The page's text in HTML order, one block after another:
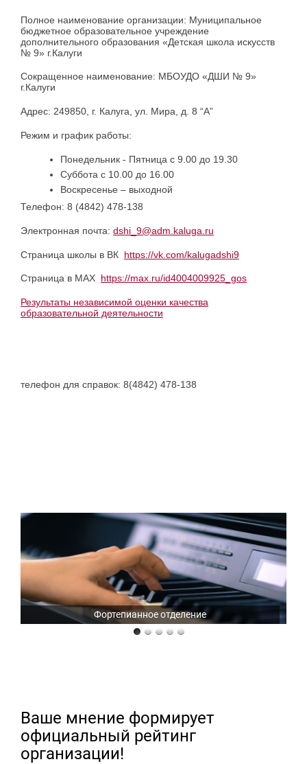
Полное наименование организации: Муниципальное
бюджетное образовательное учреждение
дополнительного образования «Детская школа искусств
№ 9» г.Калуги
Сокращенное наименование: МБОУДО «ДШИ № 9»
г.Калуги
Адрес: 249850, г. Калуга, ул. Мира, д. 8 “А”
Режим и график работы:
Понедельник - Пятница с 9.00 до 19.30
Суббота с 10.00 до 16.00
Воскресенье – выходной
Телефон: 8 (4842) 478-138
Электронная почта: dshi_9@adm.kaluga.ru
Страница школы в ВК https://vk.com/kalugadshi9
Страница в МАХ https://max.ru/id4004009925_gos
Результаты независимой оценки качества
образовательной деятельности
телефон для справок: 8(4842) 478-138
Фортепианное отделение
Ваше мнение формирует
официальный рейтинг
организации!